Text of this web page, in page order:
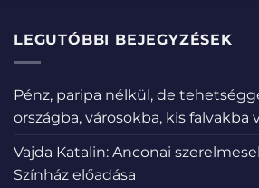
LEGUTÓBBI BEJEGYZÉSEK
Pénz, paripa nélkül, de
országba, városokba, kis falvakba
Vajda Katalin: Anconai
Színház előadása